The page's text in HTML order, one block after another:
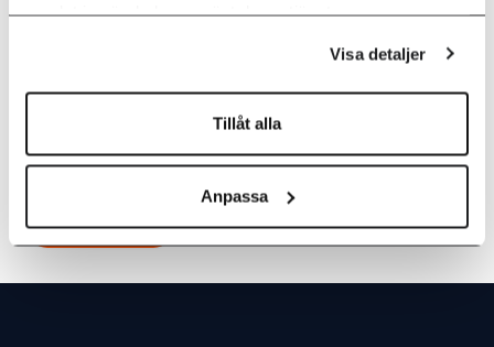
samlat in när du har använt deras tjänster.
Visa detaljer
Tillåt alla
Anpassa
Vill du veta mer?
Fyll i formuläret via knappen nedan, så tar vi kontakt
KONTAKTA OSS